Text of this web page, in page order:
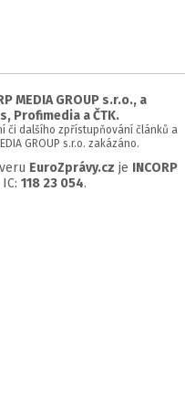
MEDIA GROUP s.r.o., a
Profimedia a ČTK.
či dalšího zpřístupňování článků a
GROUP s.r.o. zakázáno.
EuroZprávy.cz je INCORP
IC: 118 23 054.